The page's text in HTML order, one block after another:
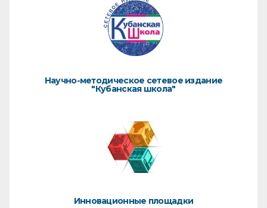
Научно-методическое сетевое издание
"Кубанская школа"
Инновационные площадки